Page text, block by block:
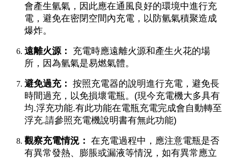
會產生氫氣，因此應在通風良好的環境中進行充
電，避免在密閉空間內充電，以防氫氣積聚造成
爆炸。
遠離火源：
充電時應遠離火源和產生火花的場
所，因為氫氣是易燃氣體。
避免過充： 按照充電器的說明進行充電，避免長
時間過充，以免損壞電瓶。(現今充電機大多具有
均.浮充功能.有此功能在電瓶充電完成會自動轉至
浮充.請參照充電機說明書有無此功能)
觀察充電情況： 在充電過程中，應注意電瓶是否
有異常發熱、膨脹或漏液等情況，如有異常應立